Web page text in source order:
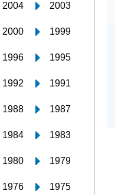
2004 2003
2000 1999
1996 1995
1992 1991
1988 1987
1984 1983
1980 1979
1976 1975